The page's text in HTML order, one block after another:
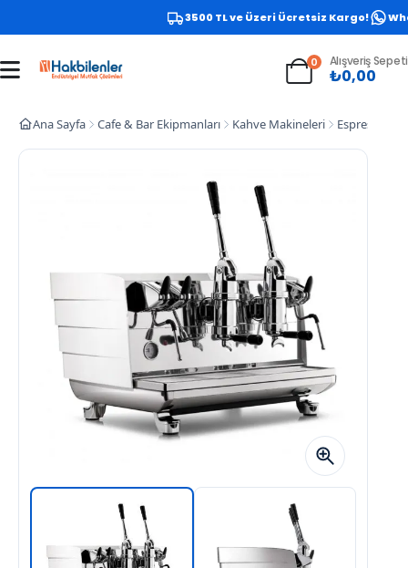
3500 TL ve Üzeri Ücretsiz Kargo!
0 Alışveriş Sepeti
₺0,00
Ana Sayfa Cafe & Bar Ekipmanları Kahve Makineleri Espresso